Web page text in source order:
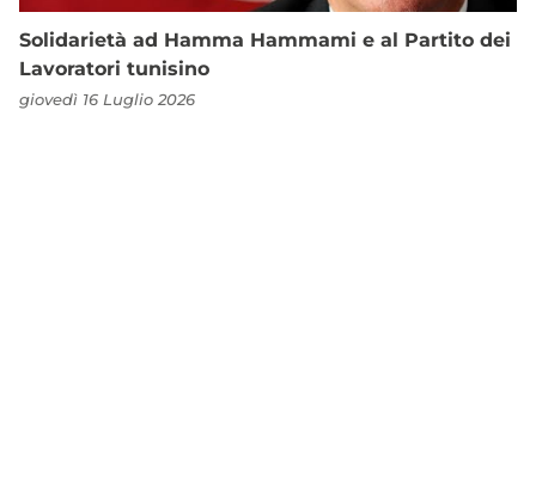
Solidarietà ad Hamma Hammami e al Partito dei
Lavoratori tunisino
giovedì 16 Luglio 2026